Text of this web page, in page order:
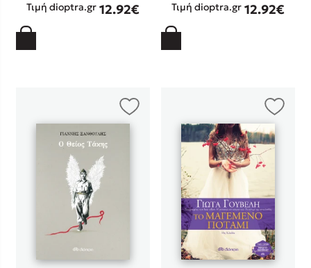
Freida McFadden
Κατρίνα Τσάνταλη
Teo Benedetti
Τζένη Κουτσοδημητροπούλου
Ali Hazelwood
Cori Doerrfeld
Pierdomenico Baccalario
Τιμή dioptra.gr 12.92€ Τιμή dioptra.gr 12.92€